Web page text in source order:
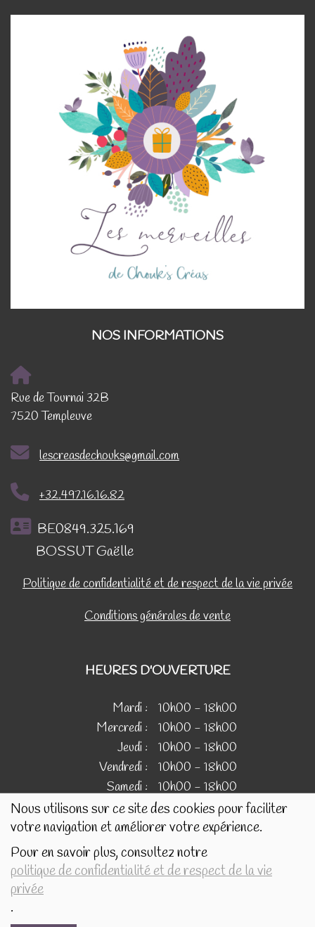
Nous utilisons sur ce site des cookies pour faciliter
votre navigation et améliorer votre expérience.
Pour en savoir plus, consultez notre
politique de confidentialité et de respect de la vie
privée
.
NOS INFORMATIONS
Rue de Tournai 32B
7520 Templeuve
lescreasdechouks@gmail.com
+32.497.16.16.82
BE0849.325.169
BOSSUT Gaëlle
Politique de confidentialité et de respect de la vie privée
Conditions générales de vente
HEURES D'OUVERTURE
Mardi :
10h00 - 18h00
Mercredi :
10h00 - 18h00
Jeudi :
10h00 - 18h00
Vendredi :
10h00 - 18h00
Samedi :
10h00 - 18h00
IMAGES
Les images présentées pour illustrer les produits en vente
sur ce site ne sont pas contractuelles.